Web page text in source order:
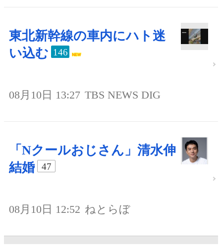
東北新幹線の車内にハト迷
い込む 146
08月10日 13:27 TBS NEWS DIG
「Nクールおじさん」清水伸
結婚
47
08月10日 12:52 ねとらぼ